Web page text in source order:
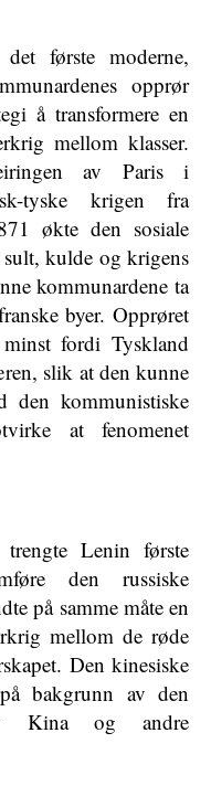
første moderne,
opprør
å transformere en
mellom klasser.
av Paris i
tyske krigen fra
økte den sosiale
sult, kulde og krigens
kommunardene ta
byer. Opprøret
fordi Tyskland
slik at den kunne
den kommunistiske
at fenomenet
Lenin første
den russiske
på samme måte en
mellom de røde
Den kinesiske
bakgrunn av den
Kina og andre